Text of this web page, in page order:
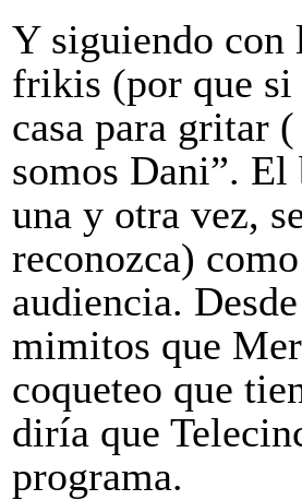
Y siguiendo con
frikis (por que si
casa para gritar
somos Dani”. El
una y otra vez,
reconozca)
audiencia.
mimitos que
coqueteo que
diría que
programa.